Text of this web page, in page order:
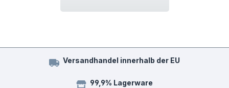
Versandhandel innerhalb der EU
99,9% Lagerware